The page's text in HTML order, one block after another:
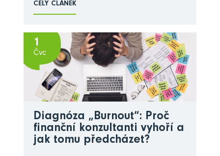
CELÝ ČLÁNEK
1
Čvc
Diagnóza „Burnout“: Proč
finanční konzultanti vyhoří a
jak tomu předcházet?